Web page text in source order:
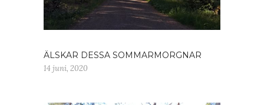
ÄLSKAR DESSA SOMMARMORGNAR
14 juni, 2020